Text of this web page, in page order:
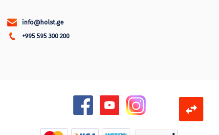
info@holst.ge
+995 595 300 200